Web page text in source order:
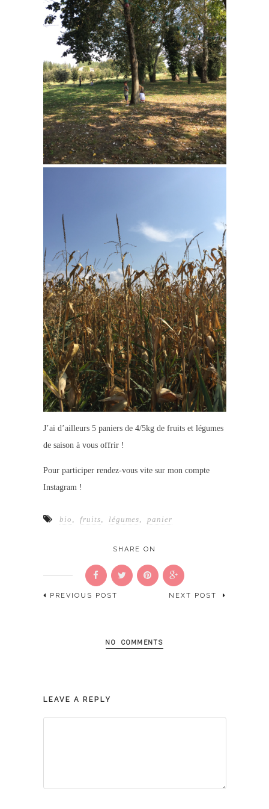
J’ai d’ailleurs 5 paniers de 4/5kg de fruits et légumes
de saison à vous offrir !
Pour participer rendez-vous vite sur mon compte
Instagram !
bio , fruits, légumes, panier
SHARE ON
PREVIOUS POST NEXT POST
NO COMMENTS
LEAVE A REPLY